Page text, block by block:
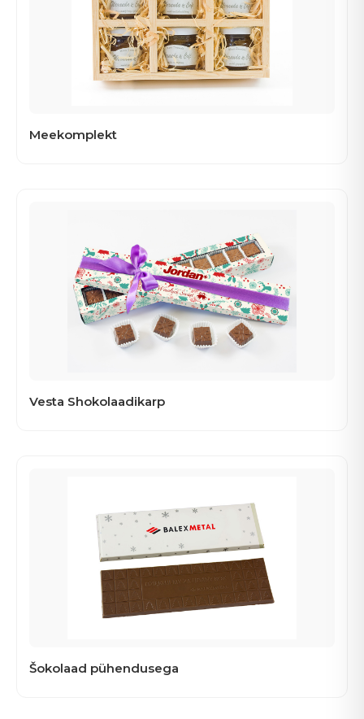
Meekomplekt
Vesta Shokolaadikarp
Šokolaad pühendusega